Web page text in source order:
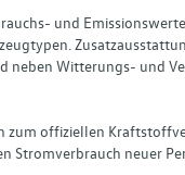
und
neben Witterungs- und
offiziellen
Stromverbrauch neuer